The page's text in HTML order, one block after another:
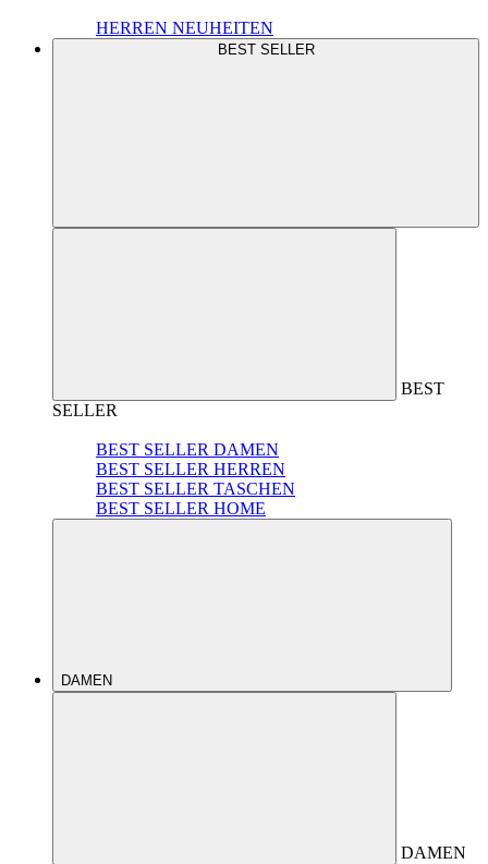
HERREN NEUHEITEN
BEST SELLER
BEST
SELLER
BEST SELLER DAMEN
BEST SELLER HERREN
BEST SELLER TASCHEN
BEST SELLER HOME
DAMEN
DAMEN